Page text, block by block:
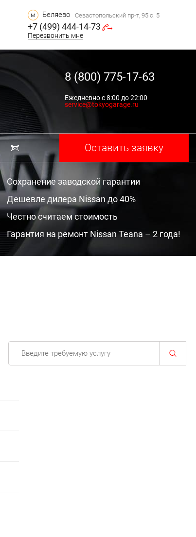
м Беляево Севастопольский пр-т, 95 с. 5
+7 (499) 444-14-73
Перезвонить мне
8 (800) 775-17-63
Ежедневно с 8:00 до 22:00
service@tokyogarage.ru
Оставить заявку
Сохранение заводской гарантии
Дешевле дилера Nissan до 40%
Честно считаем стоимость
Гарантия на ремонт Nissan Teana – 2 года!